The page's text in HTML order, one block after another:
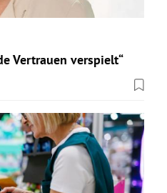
Vertrauen verspielt“